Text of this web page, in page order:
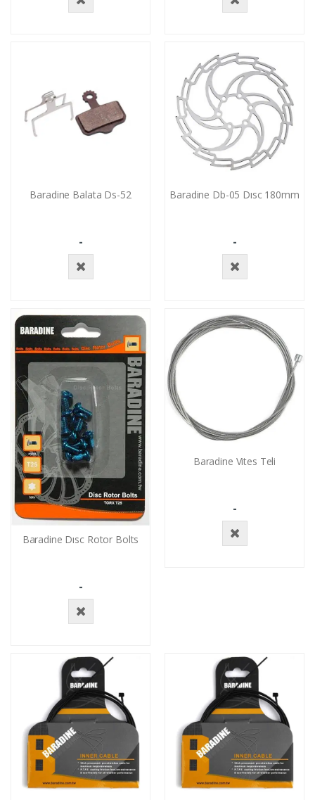
Baradine Balata Ds-52
-
Yok
Baradine Db-05 Dısc 180mm
-
Yok
Baradine Dısc Rotor Bolts
-
Yok
Baradine Vites Teli
-